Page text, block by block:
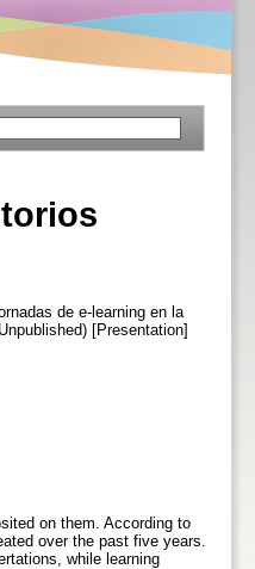
de e-learning en la
[Presentation]
on them. According to
over the past five years.
while learning